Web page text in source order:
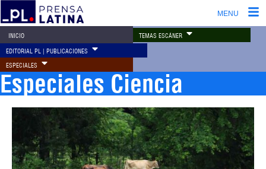
MENU
INICIO TEMAS ESCÁNER
EDITORIAL PL | PUBLICACIONES
ESPECIALES
Especiales Ciencia